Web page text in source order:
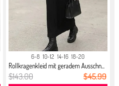
6-8 10-12 14-16 18-20
Rollkragenkleid mit geradem Ausschn...
$143.00 $45.99